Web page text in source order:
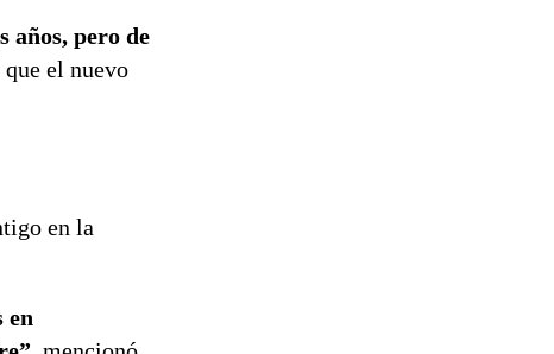
años, pero de
el nuevo
en la
en